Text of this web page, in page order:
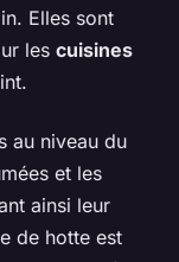
Elles sont
les cuisines
au niveau du
et les
ainsi leur
de hotte est